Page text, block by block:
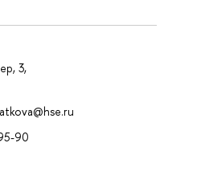
3,
90